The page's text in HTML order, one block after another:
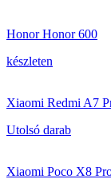
Honor Honor 600
készleten
Xiaomi Redmi A7
Utolsó darab
Xiaomi Poco X8